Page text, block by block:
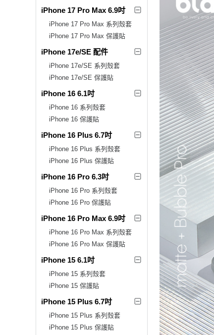
iPhone 17 Pro Max 6.9吋
iPhone 17 Pro Max 系列殼套
iPhone 17 Pro Max 保護貼
iPhone 17e/SE 配件
iPhone 17e/SE 系列殼套
iPhone 17e/SE 保護貼
iPhone 16 6.1吋
iPhone 16 系列殼套
iPhone 16 保護貼
iPhone 16 Plus 6.7吋
iPhone 16 Plus 系列殼套
iPhone 16 Plus 保護貼
iPhone 16 Pro 6.3吋
iPhone 16 Pro 系列殼套
iPhone 16 Pro 保護貼
iPhone 16 Pro Max 6.9吋
iPhone 16 Pro Max 系列殼套
iPhone 16 Pro Max 保護貼
iPhone 15 6.1吋
iPhone 15 系列殼套
iPhone 15 保護貼
iPhone 15 Plus 6.7吋
iPhone 15 Plus 系列殼套
iPhone 15 Plus 保護貼